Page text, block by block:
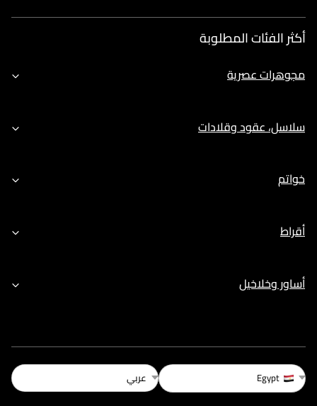
أكثر الفئات المطلوبة
مجوهرات عصرية
سلاسل، عقود وقلادات
خواتم
أقراط
أساور وخلاخيل
Egypt عربي